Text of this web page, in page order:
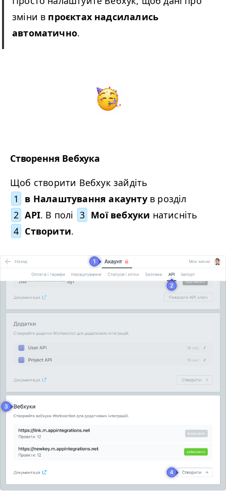
зміни в проєктах надсилались
автоматично.
Створення Вебхука
Щоб створити Вебхук зайдіть
1
в Налаштування акаунтув розділ
2 API. В полі 3 Мої вебхуки натисніть
4 Створити.